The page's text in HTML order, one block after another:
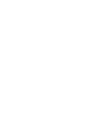
超商
請聯
有關於
享後
成之
項請